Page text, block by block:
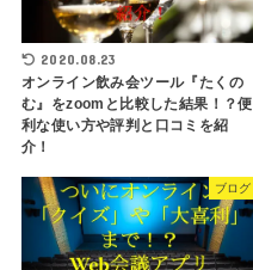
2020.08.23
オンライン飲み会ツール『たくの
む』をzoomと比較した結果！？便
利な使い方や評判と口コミを紹
介！
ブログ